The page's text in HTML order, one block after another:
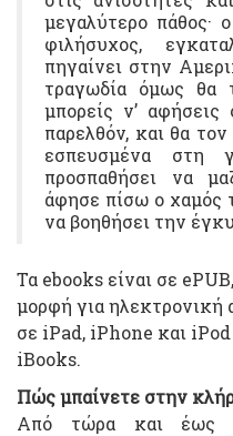
μεγαλύτερο πάθος·
φιλήσυχος,
πηγαίνει στην
τραγωδία όμως θα
μπορείς ν’
παρελθόν, και θα
εσπευσμένα στη
προσπαθήσει να
άφησε πίσω ο χαμός
να βοηθήσει την
Τα ebooks είναι σε
μορφή για ηλεκτρονική
σε iPad, iPhone και
iBooks.
Πώς μπαίνετε στην
Από τώρα και έως